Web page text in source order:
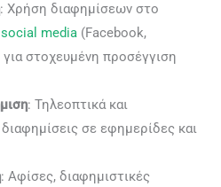
: Χρήση διαφημίσεων στο
social media(Facebook,
στοχευμένη προσέγγιση
: Τηλεοπτικά και
σε εφημερίδες και
: Αφίσες, διαφημιστικές